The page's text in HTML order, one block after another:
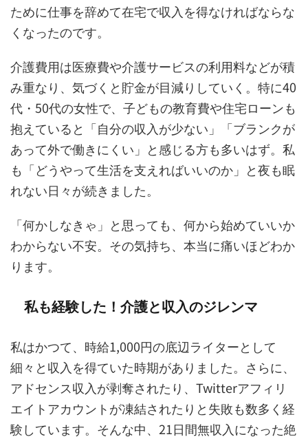
ために仕事を辞めて在宅で収入を得なければならな
くなったのです。
介護費用は医療費や介護サービスの利用料などが積
み重なり、気づくと貯金が目減りしていく。特に40
代・50代の女性で、子どもの教育費や住宅ローンも
抱えていると「自分の収入が少ない」「ブランクが
あって外で働きにくい」と感じる方も多いはず。私
も「どうやって生活を支えればいいのか」と夜も眠
れない日々が続きました。
「何かしなきゃ」と思っても、何から始めていいか
わからない不安。その気持ち、本当に痛いほどわか
ります。
私も経験した！介護と収入のジレンマ
私はかつて、時給1,000円の底辺ライターとして
細々と収入を得ていた時期がありました。さらに、
アドセンス収入が剥奪されたり、Twitterアフィリ
エイトアカウントが凍結されたりと失敗も数多く経
験しています。そんな中、21日間無収入になった絶